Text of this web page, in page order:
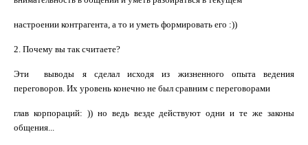
настроении контрагента, а то и уметь формировать его :))
2. Почему вы так считаете?
Эти выводы я сделал исходя из жизненного опыта ведения
переговоров. Их уровень конечно не был сравним с переговорами
глав корпораций: )) но ведь везде действуют одни и те же законы
общения...